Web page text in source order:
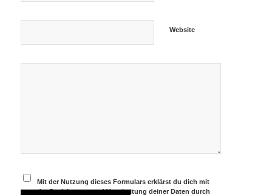
Website
Mit der Nutzung dieses Formulars erklärst du dich mit
der Speicherung und Verarbeitung deiner Daten durch